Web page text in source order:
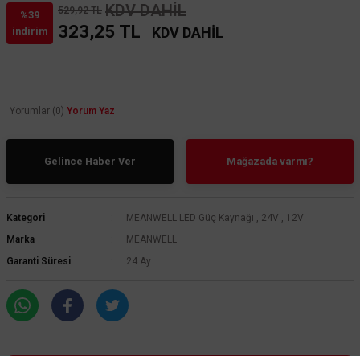
%39
indirim
529,92 TL KDV DAHİL
323,25 TL KDV DAHİL
Yorumlar (0) Yorum Yaz
Gelince Haber Ver Mağazada varmı?
Kategori MEANWELL LED Güç Kaynağı , 24V , 12V
Marka
MEANWELL
Garanti Süresi
24 Ay